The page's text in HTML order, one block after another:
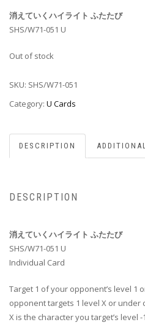
消えていくハイライト ふたたび
SHS/W71-051 U
Out of stock
SKU: SHS/W71-051
Category: U Cards
DESCRIPTION
DESCRIPTION
消えていくハイライト ふたたび
SHS/W71-051 U
Individual Card
Target 1 of your opponent’s level 1
opponent targets 1 level X or
X is the character you target’s level -